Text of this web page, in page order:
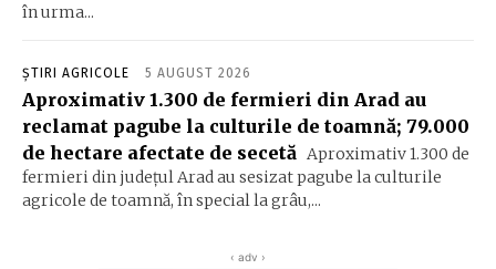
în urma...
ȘTIRI AGRICOLE 5 AUGUST 2026
Aproximativ 1.300 de fermieri din Arad au
reclamat pagube la culturile de toamnă; 79.000
de hectare afectate de secetă Aproximativ 1.300 de
fermieri din județul Arad au sesizat pagube la culturile
agricole de toamnă, în special la grâu,...
‹ adv ›